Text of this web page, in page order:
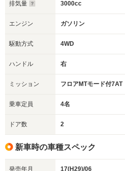
排気量 3000cc
エンジン ガソリン
駆動方式 4WD
ハンドル 右
ミッション フロアMTモード付7AT
乗車定員 4名
ドア数 2
新車時の車種スペック
発売年月 17(H29)/06